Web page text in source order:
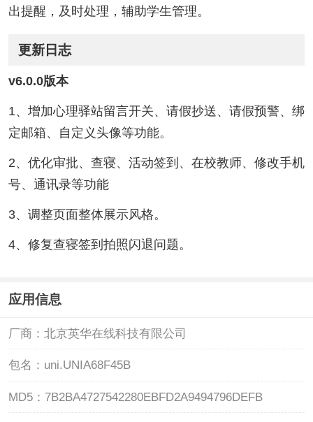
出提醒，及时处理，辅助学生管理。
更新日志
v6.0.0版本
1、增加心理驿站留言开关、请假抄送、请假预警、绑
定邮箱、自定义头像等功能。
2、优化审批、查寝、活动签到、在校教师、修改手机
号、通讯录等功能
3、调整页面整体展示风格。
4、修复查寝签到拍照闪退问题。
应用信息
厂商： 北京英华在线科技有限公司
包名： uni.UNIA68F45B
MD5： 7B2BA4727542280EBFD2A9494796DEFB